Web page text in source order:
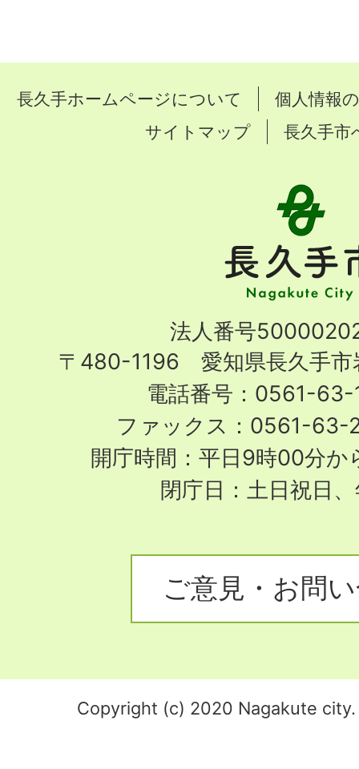
長久手ホームページについて
個人情報
サイトマップ
長久手市
手
市
City
法人番号
〒480-1196 愛知県長久手市
電話番号：0561-63-
ファックス：0561-63-
開庁時間：平日9時00分か
閉庁日：土日祝日
ご意見・お問
Copyright (c) 2020 Nagakute